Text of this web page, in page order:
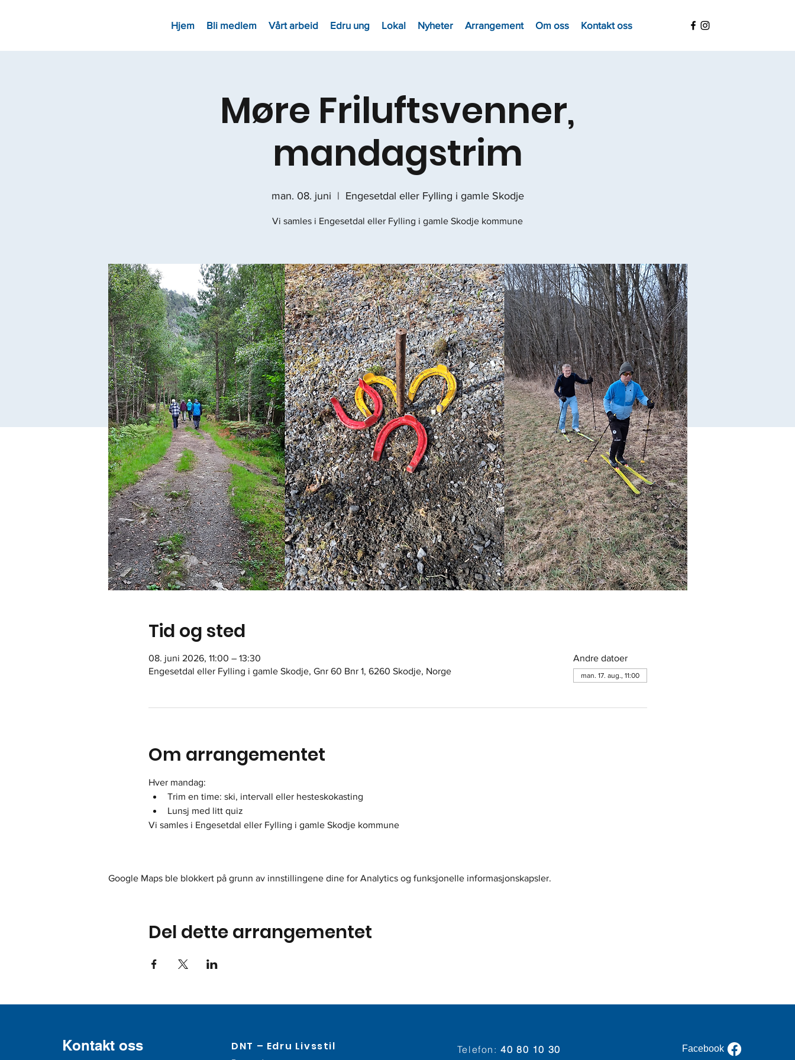
Hjem Bli medlem Vårt arbeid Edru ung Lokal Nyheter Arrangement Om oss Kontakt oss
Møre Friluftsvenner,
mandagstrim
man. 08. juni
  |
Engesetdal eller Fylling i gamle Skodje
Vi samles i Engesetdal eller Fylling i gamle Skodje kommune
Tid og sted
08. juni 2026, 11:00 – 13:30
Engesetdal eller Fylling i gamle Skodje, Gnr 60 Bnr 1, 6260 Skodje, Norge
Andre datoer
man. 17. aug., 11:00
Om arrangementet
Hver mandag:
Trim en time: ski, intervall eller hesteskokasting
Lunsj med litt quiz
Vi samles i Engesetdal eller Fylling i gamle Skodje kommune
Google Maps ble blokkert på grunn av innstillingene dine for Analytics og funksjonelle informasjonskapsler.
Del dette arrangementet
Kontakt oss DNT – Edru Livsstil Telefon:40 80 10 30 Facebook